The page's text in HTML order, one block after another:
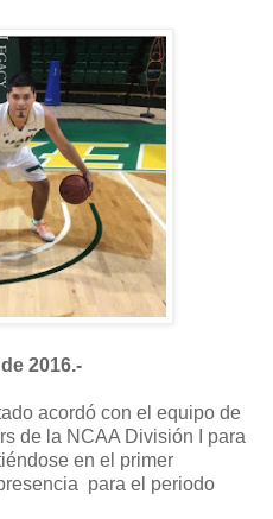
2016.-
acordó con el equipo de
de la NCAA División I para
en el primer
para el periodo